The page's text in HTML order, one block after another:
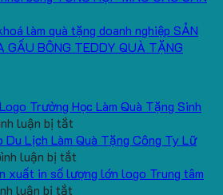
SẢN
GẤU BÔNG TEDDY QUÀ TẶNG
Trường Học Làm Quà Tặng Sinh
luận bị tắt
Gấu
Bông
Mini
Du Lịch Làm Quà Tặng Công Ty Lữ
luận bị tắt
Gối
xuất in số lượng lớn logo Trung tâm
luận bị tắt